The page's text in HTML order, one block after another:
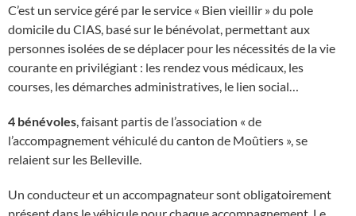
C’est un service géré par le service « Bien vieillir » du pole
domicile du CIAS, basé sur le bénévolat, permettant aux
personnes isolées de se déplacer pour les nécessités de la vie
courante en privilégiant : les rendez vous médicaux, les
courses, les démarches administratives, le lien social…
4 bénévoles, faisant partis de l’association « de
l’accompagnement véhiculé du canton de Moûtiers », se
relaient sur les Belleville.
Un conducteur et un accompagnateur sont obligatoirement